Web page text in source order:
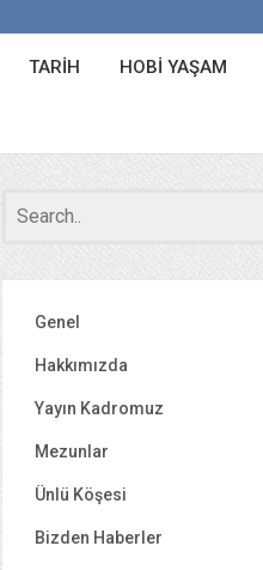
TARIH HOBI YAŞAM
Genel
Hakkımızda
Yayın Kadromuz
Mezunlar
Ünlü Köşesi
Bizden Haberler